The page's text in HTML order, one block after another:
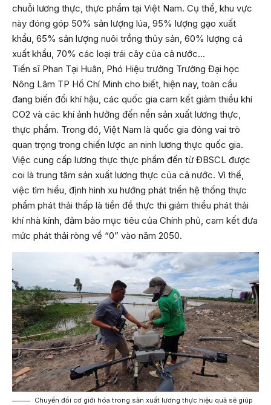
chuỗi lương thực, thực phẩm tại Việt Nam. Cụ thể, khu vực
này đóng góp 50% sản lượng lúa, 95% lượng gạo xuất
khẩu, 65% sản lượng nuôi trồng thủy sản, 60% lượng cá
xuất khẩu, 70% các loại trái cây của cả nước…
Tiến sĩ Phan Tại Huân, Phó Hiệu trưởng Trường Đại học
Nông Lâm TP Hồ Chí Minh cho biết, hiện nay, toàn cầu
đang biến đổi khí hậu, các quốc gia cam kết giảm thiểu khí
CO2 và các khí ảnh hưởng đến nền sản xuất lương thực,
thực phẩm. Trong đó, Việt Nam là quốc gia đóng vai trò
quan trọng trong chiến lược an ninh lương thực quốc gia.
Việc cung cấp lương thực thực phẩm đến từ ĐBSCL được
coi là trung tâm sản xuất lương thực của cả nước. Vì thế,
việc tìm hiểu, định hình xu hướng phát triển hệ thống thực
phẩm phát thải thấp là tiền đề thực thi giảm thiểu phát thải
khí nhà kính, đảm bảo mục tiêu của Chính phủ, cam kết đưa
mức phát thải ròng về “0” vào năm 2050.
Chuyển đổi cơ giới hóa trong sản xuất lương thực hiệu quả sẽ giúp